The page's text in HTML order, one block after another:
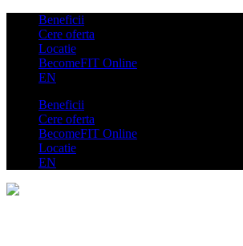
Beneficii
Cere oferta
Locatie
BecomeFIT Online
EN
Beneficii
Cere oferta
BecomeFIT Online
Locatie
EN